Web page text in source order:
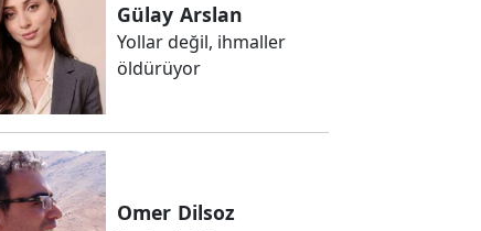
Gülay Arslan
Yollar değil, ihmaller
öldürüyor
Omer Dilsoz